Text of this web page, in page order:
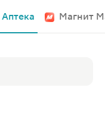
Аптека Магнит